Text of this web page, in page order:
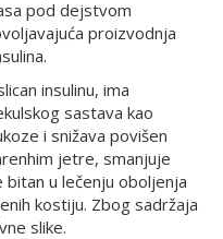
pod dejstvom
proizvodnja
insulinu, ima
sastava kao
i snižava povišen
jetre, smanjuje
bitan u lečenju oboljenja
kostiju. Zbog sadržaja
slike.